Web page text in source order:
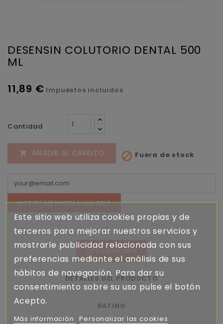
DESENSIN COLUTORIO DENTAL 500
ML
11,89 € Impuestos incluidos
Cantidad
 AÑADIR AL CARRITO  Fuera de stock
NOTIFY ME WHEN AVAILABLE
DESCRIPCIÓN
DETALLES DEL PRODUCTO
RATING
Este sitio web utiliza cookies propias y de
terceros para mejorar nuestros servicios y
mostrarle publicidad relacionada con sus
preferencias mediante el análisis de sus
hábitos de navegación. Para dar su
consentimiento sobre su uso pulse el botón
Acepto.
Más información Personalizar las cookies